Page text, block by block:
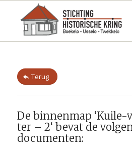
Terug
De binnenmap ‘Kuile-
ter – 2‘ bevat de
documenten: